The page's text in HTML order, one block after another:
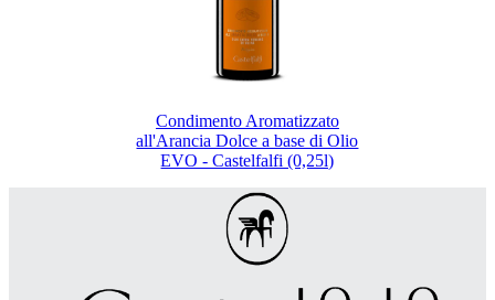
Condimento Aromatizzato
all'Arancia Dolce a base di Olio
EVO - Castelfalfi (0,25l)